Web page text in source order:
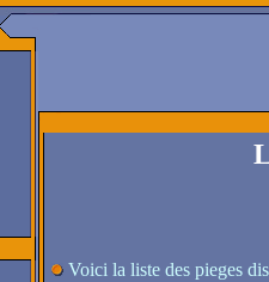
Voici la liste des pieges